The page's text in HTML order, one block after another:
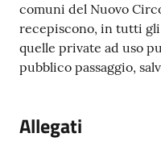
comuni del Nuovo
recepiscono, in tutti
quelle private ad uso
pubblico passaggio,
Allegati